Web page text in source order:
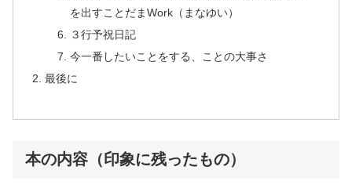
を出すことだまWork（まなゆい）
３行予祝日記
今一番したいことをする、ことの大事さ
最後に
本の内容（印象に残ったもの）